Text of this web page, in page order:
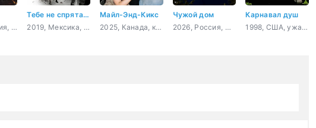
2025, Испания, триллер, драма, криминал, детектив
Тебе не спрятаться
2019, Мексика, боевик, криминал
Майл-Энд-Кикс
2025, Канада, комедия, мелодрама, музыка
Чужой дом
2026, Россия, мелодрама
Карнавал душ
1998, США, ужасы, драма, детектив